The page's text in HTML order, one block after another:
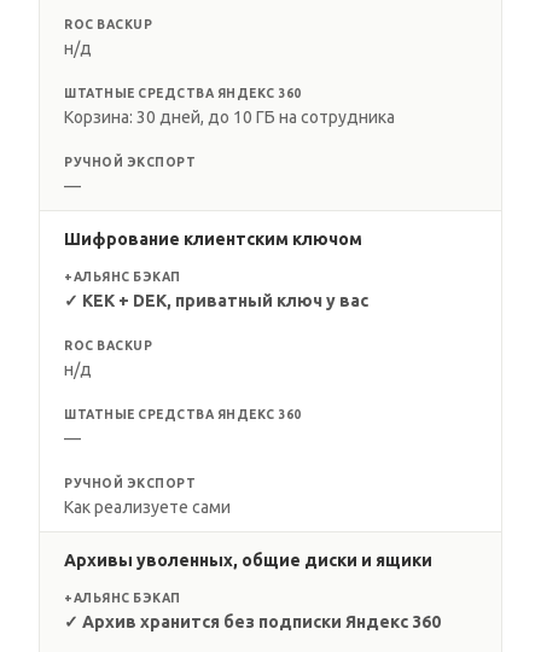
ROC BACKUP
н/д
ШТАТНЫЕ СРЕДСТВА ЯНДЕКС 360
Корзина: 30 дней, до 10 ГБ на сотрудника
РУЧНОЙ ЭКСПОРТ
—
Шифрование клиентским ключом
+АЛЬЯНС БЭКАП
✓ KEK + DEK, приватный ключ у вас
ROC BACKUP
н/д
ШТАТНЫЕ СРЕДСТВА ЯНДЕКС 360
—
РУЧНОЙ ЭКСПОРТ
Как реализуете сами
Архивы уволенных, общие диски и ящики
+АЛЬЯНС БЭКАП
✓ Архив хранится без подписки Яндекс 360